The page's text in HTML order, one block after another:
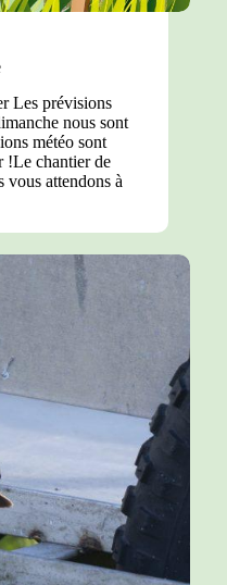
Les prévisions
nous sont
météo sont
!Le chantier de
vous attendons à